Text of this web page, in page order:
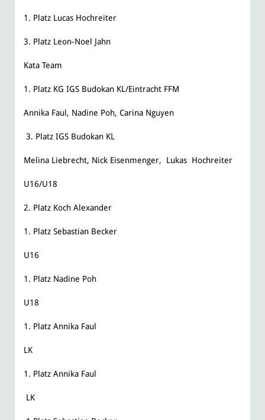
1. Platz Lucas Hochreiter
​​3. Platz Leon-Noel Jahn
Kata Team ​
1. Platz KG IGS Budokan KL/Eintracht FFM
Annika Faul, Nadine Poh, Carina Nguyen
3. Platz IGS Budokan KL
Melina Liebrecht, Nick Eisenmenger, Lukas Hochreiter
U16/U18
​2. Platz Koch Alexander
1. Platz Sebastian Becker
U16
​​1. Platz Nadine Poh
U18
​​1. Platz Annika Faul
LK​​
1. Platz Annika Faul
LK